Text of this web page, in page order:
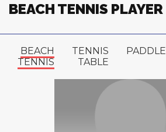
BEACH TENNIS PLAYER
PADDLE
TENNIS
TABLE
BEACH
TENNIS